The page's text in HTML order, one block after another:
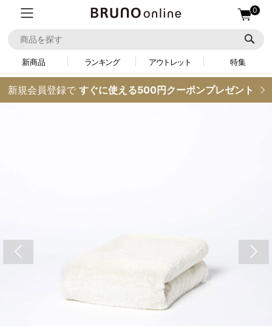
0
新商品 ランキング アウトレット 特集
新規会員登録で すぐに使える500円クーポンプレゼント